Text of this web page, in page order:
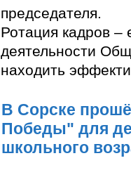
председателя.
Ротация кадров –
деятельности
находить
В Сорске
Победы" для
школьного